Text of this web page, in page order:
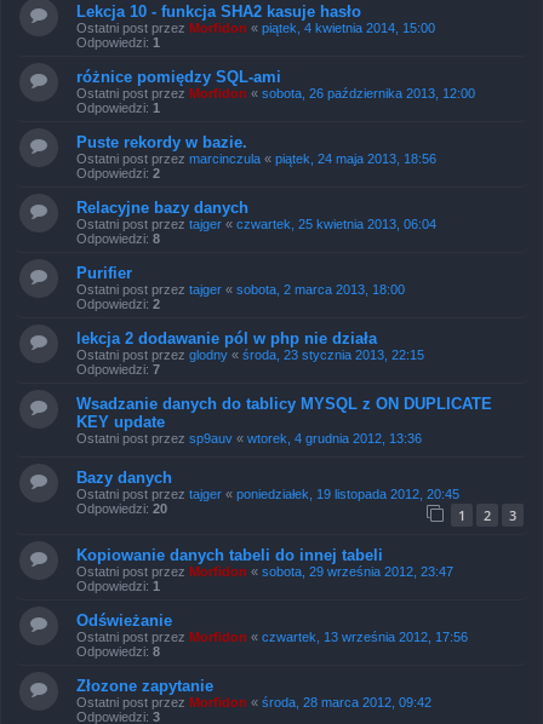
Lekcja 10 - funkcja SHA2 kasuje hasło
Ostatni post przez Morfidon « piątek, 4 kwietnia 2014, 15:00
Odpowiedzi: 1
różnice pomiędzy SQL-ami
Ostatni post przez Morfidon « sobota, 26 października 2013, 12:00
Odpowiedzi: 1
Puste rekordy w bazie.
Ostatni post przez marcinczula « piątek, 24 maja 2013, 18:56
Odpowiedzi: 2
Relacyjne bazy danych
Ostatni post przez tajger « czwartek, 25 kwietnia 2013, 06:04
Odpowiedzi: 8
Purifier
Ostatni post przez tajger « sobota, 2 marca 2013, 18:00
Odpowiedzi: 2
lekcja 2 dodawanie pól w php nie działa
Ostatni post przez glodny « środa, 23 stycznia 2013, 22:15
Odpowiedzi: 7
Wsadzanie danych do tablicy MYSQL z ON DUPLICATE
KEY update
Ostatni post przez sp9auv « wtorek, 4 grudnia 2012, 13:36
Bazy danych
Ostatni post przez tajger « poniedziałek, 19 listopada 2012, 20:45
Odpowiedzi: 20 1 2 3
Kopiowanie danych tabeli do innej tabeli
Ostatni post przez Morfidon « sobota, 29 września 2012, 23:47
Odpowiedzi: 1
Odświeżanie
Ostatni post przez Morfidon « czwartek, 13 września 2012, 17:56
Odpowiedzi: 8
Złozone zapytanie
Ostatni post przez Morfidon « środa, 28 marca 2012, 09:42
Odpowiedzi: 3